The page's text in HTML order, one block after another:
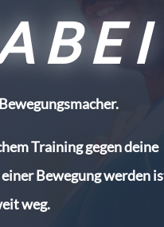
Training gegen deine
Bewegung werden
weg.